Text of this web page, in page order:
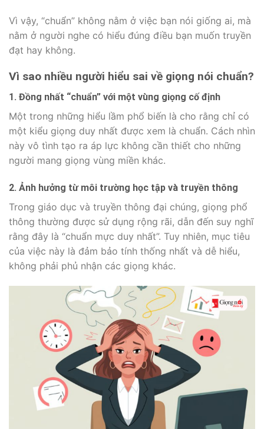
Vì vậy, “chuẩn” không nằm ở việc bạn nói giống ai, mà
nằm ở người nghe có hiểu đúng điều bạn muốn truyền
đạt hay không.
Vì sao nhiều người hiểu sai về giọng nói chuẩn?
1. Đồng nhất “chuẩn” với một vùng giọng cố định
Một trong những hiểu lầm phổ biến là cho rằng chỉ có
một kiểu giọng duy nhất được xem là chuẩn. Cách nhìn
này vô tình tạo ra áp lực không cần thiết cho những
người mang giọng vùng miền khác.
2. Ảnh hưởng từ môi trường học tập và truyền thông
Trong giáo dục và truyền thông đại chúng, giọng phổ
thông thường được sử dụng rộng rãi, dẫn đến suy nghĩ
rằng đây là “chuẩn mực duy nhất”. Tuy nhiên, mục tiêu
của việc này là đảm bảo tính thống nhất và dễ hiểu,
không phải phủ nhận các giọng khác.